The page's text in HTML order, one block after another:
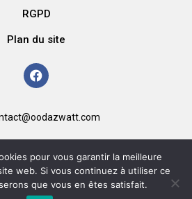
RGPD
Plan du site
pour vous garantir la meilleure
web. Si vous continuez à utiliser ce
que vous en êtes satisfait.